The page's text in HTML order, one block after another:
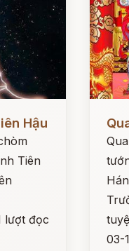
Hậu
Tiên
lượt đọc
03-